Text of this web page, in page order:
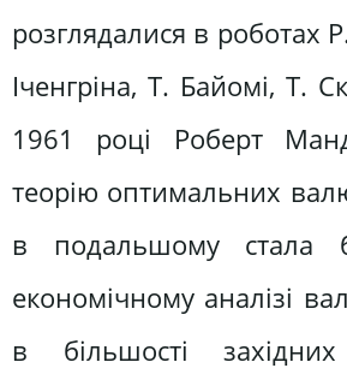
розглядалися в роботах
Іченгріна, Т. Байомі, Т.
1961 році Роберт
теорію оптимальних
в подальшому стала
економічному аналізі
в більшості